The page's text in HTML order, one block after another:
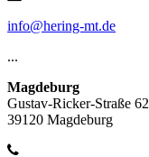
info@hering-mt.de
...
Magdeburg
Gustav-Ricker-Straße 62
39120 Magdeburg